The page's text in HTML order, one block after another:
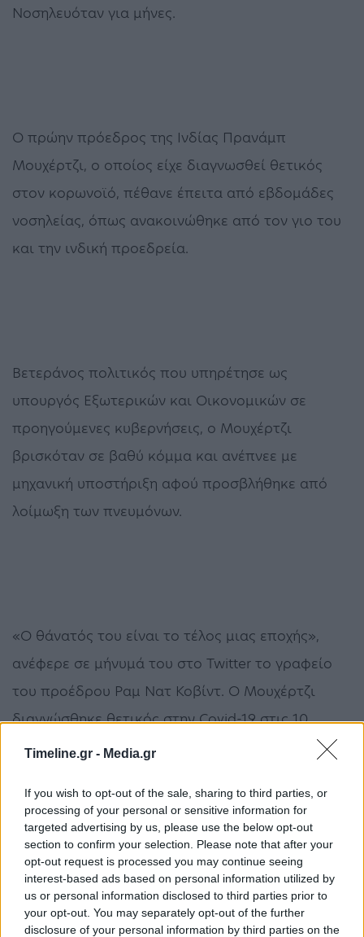
Timeline.gr - Media.gr
If you wish to opt-out of the sale, sharing to third parties, or
processing of your personal or sensitive information for
targeted advertising by us, please use the below opt-out
section to confirm your selection. Please note that after your
opt-out request is processed you may continue seeing
interest-based ads based on personal information utilized by
us or personal information disclosed to third parties prior to
your opt-out. You may separately opt-out of the further
disclosure of your personal information by third parties on the
Νοσηλευόταν για μήνες.
Ο πρώην πρόεδρος της Ινδίας Πρανάμπ
Μουχέρτζι, ο οποίος είχε διαγνωσθεί θετικός
στον κορωνοϊό, πέθανε έπειτα από εβδομάδες
νοσηλείας, όπως ανακοινώθηκε από τον γιο του
και την ινδική προεδρεία.
Βετεράνος πολιτικός που υπηρέτησε ως
υπουργός Εξωτερικών και Οικονομικών σε
προηγούμενες κυβερνήσεις, ο Μουχέρτζι
βρισκόταν σε βαθύ κόμμα και ανέπνεε με
μηχανική υποστήριξη αφού προσβλήθηκε από
λοίμωξη των πνευμόνων.
«Ο θάνατός του είναι το τέλος μιας εποχής»,
ανέφερε σε μήνυμά του στο Twitter το γραφείο
του προέδρου Ραμ Νατ Κοβίντ. Ο Μουχέρτζι
διαγνώσθηκε θετικός στην Covid-19 στις 10
Αυγούστου και έκτοτε νοσηλευόταν.
Πρανάμπ Μουχέρτζι
ΠΡΟΗΓΟΎΜΕΝΟ ΆΡΘΡΟ
Λευκορωσία: Συνελήφθη
ηγετικό στέλεχος της
αντιπολίτευσης
ΕΠΌΜΕΝΟ ΆΡΘΡΟ
Βύρωνας: Εντοπίστηκαν
30 κρούσματα σε δομή
ανήλικων μεταναστών